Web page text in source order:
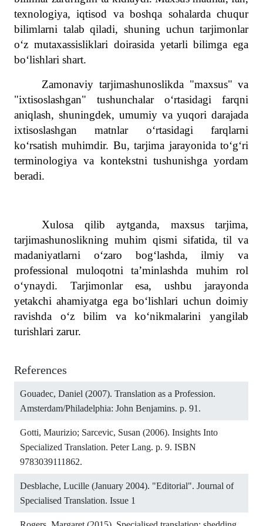
texnologiya, iqtisod va boshqa sohalarda chuqur
bilimlarni talab qiladi, shuning uchun tarjimonlar
o‘z mutaxassisliklari doirasida yetarli bilimga ega
bo‘lishlari shart.
Zamonaviy tarjimashunoslikda "maxsus" va
"ixtisoslashgan" tushunchalar o‘rtasidagi farqni
aniqlash, shuningdek, umumiy va yuqori darajada
ixtisoslashgan matnlar o‘rtasidagi farqlarni
ko‘rsatish muhimdir. Bu, tarjima jarayonida to‘g‘ri
terminologiya va kontekstni tushunishga yordam
beradi.
Xulosa qilib aytganda, maxsus tarjima,
tarjimashunoslikning muhim qismi sifatida, til va
madaniyatlarni o‘zaro bog‘lashda, ilmiy va
professional muloqotni ta’minlashda muhim rol
o‘ynaydi. Tarjimonlar esa, ushbu jarayonda
yetakchi ahamiyatga ega bo‘lishlari uchun doimiy
ravishda o‘z bilim va ko‘nikmalarini yangilab
turishlari zarur.
References
Gouadec, Daniel (2007). Translation as a Profession.
Amsterdam/Philadelphia: John Benjamins. p. 91.
Gotti, Maurizio; Sarcevic, Susan (2006). Insights Into
Specialized Translation. Peter Lang. p. 9. ISBN
9783039111862.
Desblache, Lucille (January 2004). "Editorial". Journal of
Specialised Translation. Issue 1